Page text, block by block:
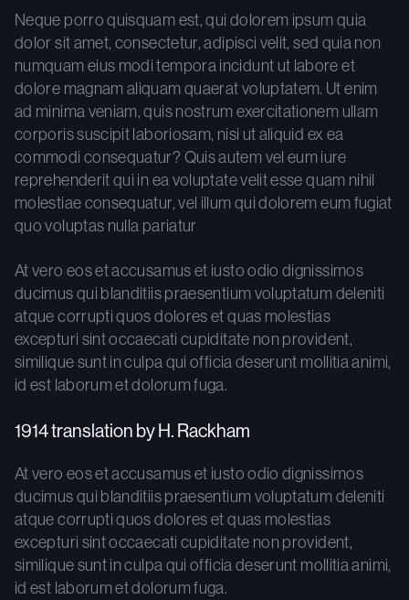
Neque porro quisquam est, qui dolorem ipsum quia
dolor sit amet, consectetur, adipisci velit, sed quia non
numquam eius modi tempora incidunt ut labore et
dolore magnam aliquam quaerat voluptatem. Ut enim
ad minima veniam, quis nostrum exercitationem ullam
corporis suscipit laboriosam, nisi ut aliquid ex ea
commodi consequatur? Quis autem vel eum iure
reprehenderit qui in ea voluptate velit esse quam nihil
molestiae consequatur, vel illum qui dolorem eum fugiat
quo voluptas nulla pariatur
At vero eos et accusamus et iusto odio dignissimos
ducimus qui blanditiis praesentium voluptatum deleniti
atque corrupti quos dolores et quas molestias
excepturi sint occaecati cupiditate non provident,
similique sunt in culpa qui officia deserunt mollitia animi,
id est laborum et dolorum fuga.
1914 translation by H. Rackham
At vero eos et accusamus et iusto odio dignissimos
ducimus qui blanditiis praesentium voluptatum deleniti
atque corrupti quos dolores et quas molestias
excepturi sint occaecati cupiditate non provident,
similique sunt in culpa qui officia deserunt mollitia animi,
id est laborum et dolorum fuga.